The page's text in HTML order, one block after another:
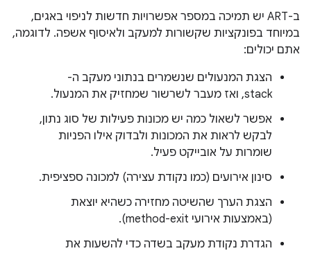
ב-ART יש תמיכה במספר אפשרויות חדשות לניפוי באגים,
במיוחד בפונקציות שקשורות למעקב ולאיסוף אשפה. לדוגמה,
אתם יכולים:
הצגת המנעולים שנשמרים בנתוני מעקב ה-
stack, ואז מעבר לשרשור שמחזיק את המנעול.
אפשר לשאול כמה יש מכונות פעילות של סוג נתון,
לבקש לראות את המכונות ולבדוק אילו הפניות
שומרות על אובייקט פעיל.
סינון אירועים (כמו נקודת עצירה) למכונה ספציפית.
הצגת הערך שהשיטה מחזירה כשהיא יוצאת
(באמצעות אירועי method-exit).
הגדרת נקודת מעקב בשדה כדי להשעות את